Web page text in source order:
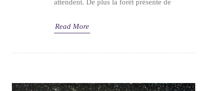
attendent. De plus la forêt présente de
Read More